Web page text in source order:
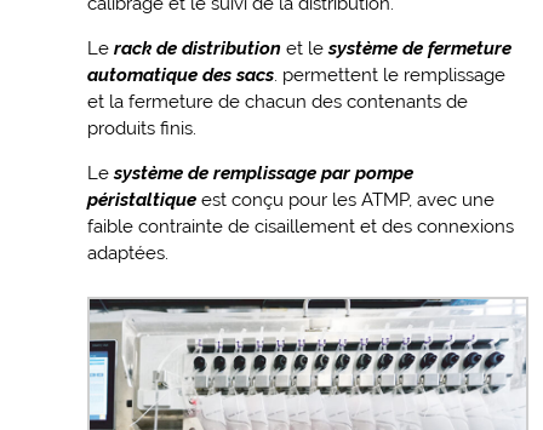
Lerack de distribution et lesystème de fermeture
automatique des sacs . permettent le remplissage
et la fermeture de chacun des contenants de
produits finis.
Lesystème de remplissage par pompe
péristaltique est conçu pour les ATMP, avec une
faible contrainte de cisaillement et des connexions
adaptées.